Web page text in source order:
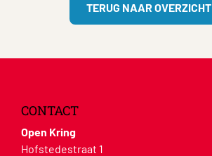
TERUG NAAR OVERZICHT
CONTACT
Open Kring
Hofstedestraat 1